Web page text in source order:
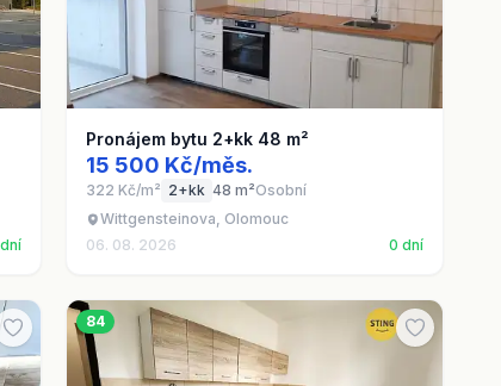
Pronájem bytu 2+kk 48 m²
15 500 Kč/měs.
322 Kč/m² 2+kk 48 m²Osobní
Wittgensteinova, Olomouc
06. 08. 2026
0 dní
84